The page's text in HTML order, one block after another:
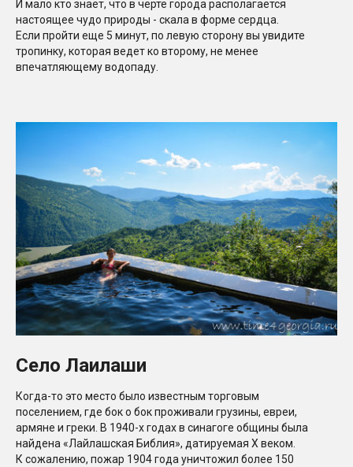
И мало кто знает, что в черте города располагается
настоящее чудо природы - скала в форме сердца.
Если пройти еще 5 минут, по левую сторону вы увидите
тропинку, которая ведет ко второму, не менее
впечатляющему водопаду.
Село Лаилаши
Когда-то это место было известным торговым
поселением, где бок о бок проживали грузины, евреи,
армяне и греки. В 1940-х годах в синагоге общины была
найдена «Лайлашская Библия», датируемая X веком.
К сожалению, пожар 1904 года уничтожил более 150